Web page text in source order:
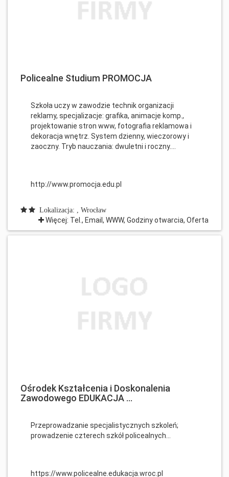
Policealne Studium PROMOCJA
Szkoła uczy w zawodzie technik organizacji
reklamy, specjalizacje: grafika, animacje komp.,
projektowanie stron www, fotografia reklamowa i
dekoracja wnętrz. System dzienny, wieczorowy i
zaoczny. Tryb nauczania: dwuletni i roczny....
http://www.promocja.edu.pl
Lokalizacja: , Wrocław
Więcej: Tel., Email, WWW, Godziny otwarcia, Oferta
Ośrodek Kształcenia i Doskonalenia
Zawodowego EDUKACJA ...
Przeprowadzanie specjalistycznych szkoleń;
prowadzenie czterech szkół policealnych...
https://www.policealne.edukacja.wroc.pl